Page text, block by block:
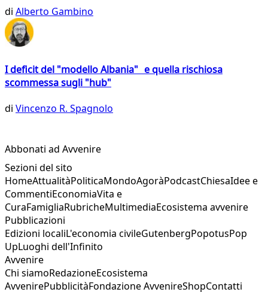
di Alberto Gambino
I deficit del "modello Albania" e quella rischiosa
scommessa sugli "hub"
di Vincenzo R. Spagnolo
Abbonati ad Avvenire
Sezioni del sito
HomeAttualitàPoliticaMondoAgoràPodcastChiesaIdee e
CommentiEconomiaVita e
CuraFamigliaRubricheMultimediaEcosistema avvenire
Pubblicazioni
Edizioni localiL'economia civileGutenbergPopotusPop
UpLuoghi dell'Infinito
Avvenire
Chi siamoRedazioneEcosistema
AvvenirePubblicitàFondazione AvvenireShopContatti